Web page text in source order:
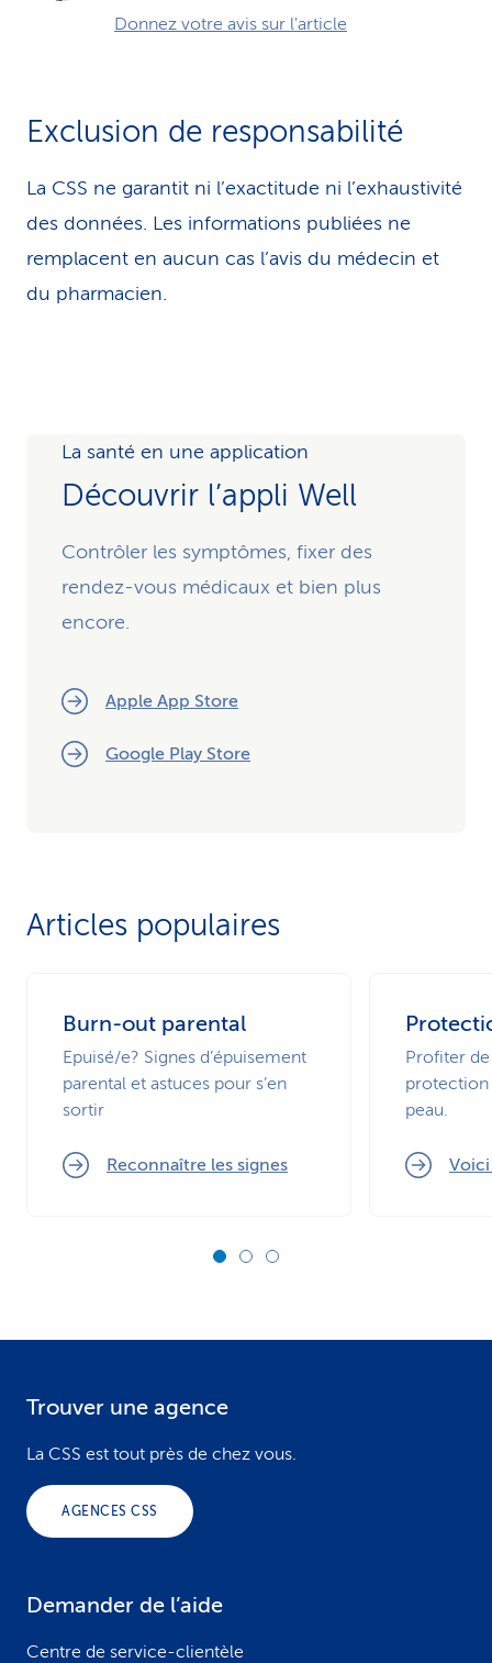
Donnez votre avis sur l'article
Exclusion de responsabilité
La CSS ne garantit ni l’exactitude ni l’exhaustivité
des données. Les infor­ma­tions publiées ne
remplacent en aucun cas l’avis du médecin et
du pharmacien.
La santé en une application
Découvrir l’appli Well
Contrôler les symptômes, fixer des
rendez-vous médicaux et bien plus
encore.
Apple App Store
Google Play Store
Articles populaires
Burn-out parental
Epuisé/e? Signes d’épuisement
parental et astuces pour s’en
sortir
Reconnaître les signes
Profiter de
protection
peau.
Trouver une agence
La CSS est tout près de chez vous.
AGENCES CSS
Demander de l’aide
Centre de service-clientèle